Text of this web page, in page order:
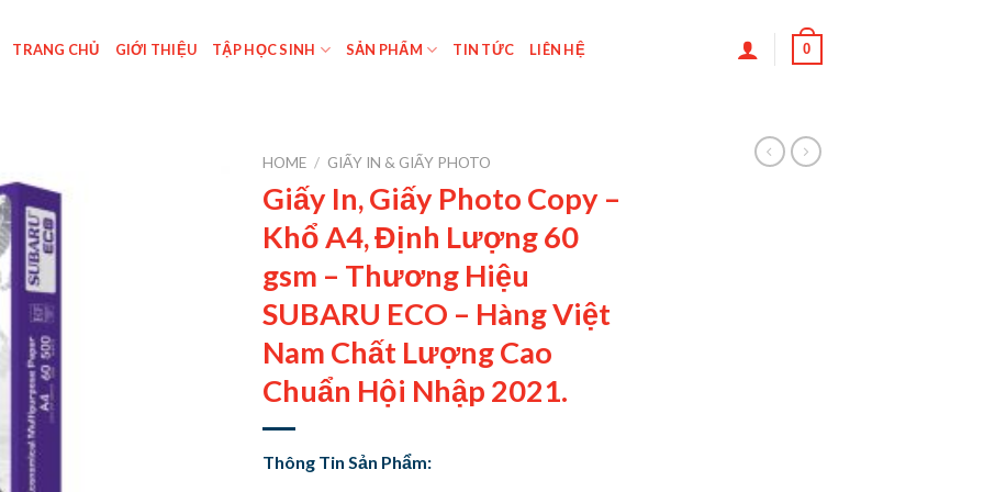
TRANG CHỦ GIỚI THIỆU TẬP HỌC SINH SẢN PHẨM TIN TỨC LIÊN HỆ 0
HOME / GIẤY IN & GIẤY PHOTO
Giấy In, Giấy Photo Copy –
Khổ A4, Định Lượng 60
gsm – Thương Hiệu
SUBARU ECO – Hàng Việt
Nam Chất Lượng Cao
Chuẩn Hội Nhập 2021.
Thông Tin Sản Phẩm: